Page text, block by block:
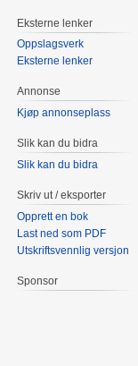
Eksterne lenker
Oppslagsverk
Eksterne lenker
Annonse
Kjøp annonseplass
Slik kan du bidra
Slik kan du bidra
Skriv ut / eksporter
Opprett en bok
Last ned som PDF
Utskriftsvennlig versjon
Sponsor